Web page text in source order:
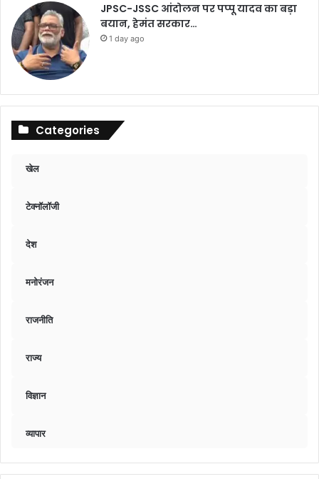
JPSC-JSSC आंदोलन पर पप्पू यादव का बड़ा
बयान, हेमंत सरकार…
1 day ago
Categories
खेल
टेक्नॉलॉजी
देश
मनोरंजन
राजनीति
राज्य
विज्ञान
व्यापार